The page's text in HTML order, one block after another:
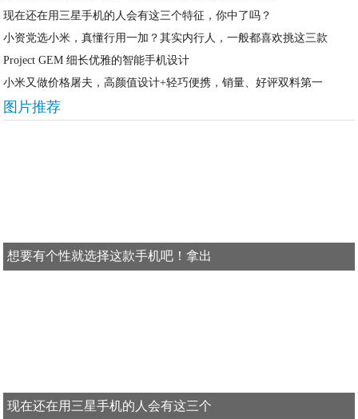
现在还在用三星手机的人会有这三个特征，你中了吗？
小资党选小米，真懂行用一加？其实内行人，一般都喜欢挑这三款
Project GEM 细长优雅的智能手机设计
小米又做价格屠夫，高颜值设计+轻巧便携，销量、好评双料第一
图片推荐
想要有个性就选择这款手机吧！拿出
现在还在用三星手机的人会有这三个